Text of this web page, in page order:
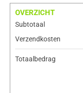
OVERZICHT
Subtotaal
Verzendkosten
Totaalbedrag